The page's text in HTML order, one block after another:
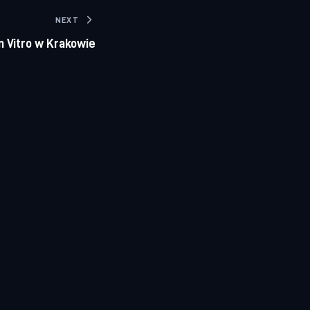
NEXT
Vitro w Krakowie